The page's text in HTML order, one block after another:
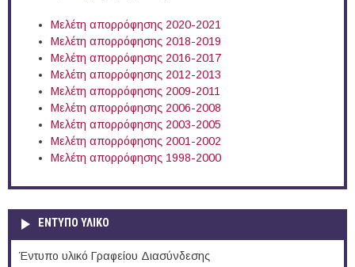
Μελέτη απορρόφησης 2020-2021
Μελέτη απορρόφησης 2018-2019
Μελέτη απορρόφησης 2016-2017
Μελέτη απορρόφησης 2012-2013
Μελέτη απορρόφησης 2009-2011
Μελέτη απορρόφησης 2006-2008
Μελέτη απορρόφησης 2003-2005
Μελέτη απορρόφησης 2001-2002
Μελέτη απορρόφησης 1998-2000
ΕΝΤΥΠΟ ΥΛΙΚΟ
Έντυπο υλικό Γραφείου Διασύνδεσης